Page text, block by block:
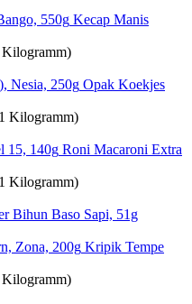
Kecap Manis
Opak Koekjes
Kilogramm)
Roni Macaroni Extra
Kilogramm)
Bihun Baso Sapi, 51g
Kripik Tempe